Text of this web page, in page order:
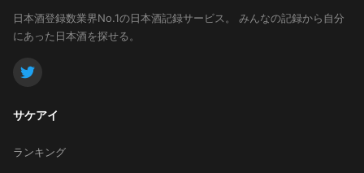
日本酒登録数業界No.1の日本酒記録サービス。
みんなの記録から自分
にあった日本酒を探せる。
サケアイ
ランキング